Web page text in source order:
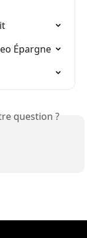
Épargne
question ?